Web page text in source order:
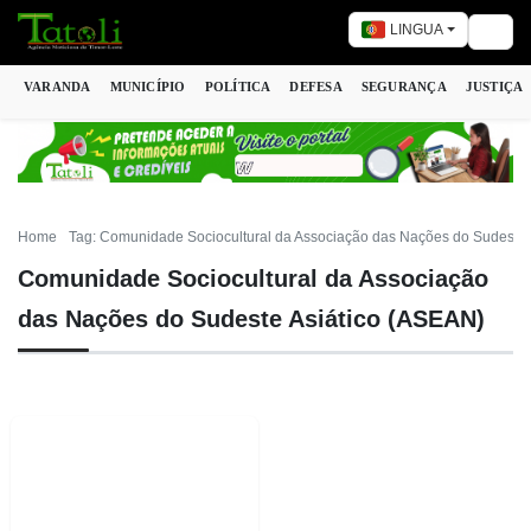
LINGUA
VARANDA MUNICÍPIO POLÍTICA DEFESA SEGURANÇA JUSTIÇA
Home Tag: Comunidade Sociocultural da Associação das Nações do Sudeste
Comunidade Sociocultural da Associação
das Nações do Sudeste Asiático (ASEAN)